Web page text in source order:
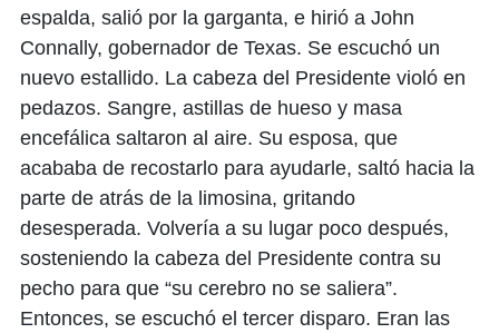
espalda, salió por la garganta, e hirió a John
Connally, gobernador de Texas. Se escuchó un
nuevo estallido. La cabeza del Presidente violó en
pedazos. Sangre, astillas de hueso y masa
encefálica saltaron al aire. Su esposa, que
acababa de recostarlo para ayudarle, saltó hacia la
parte de atrás de la limosina, gritando
desesperada. Volvería a su lugar poco después,
sosteniendo la cabeza del Presidente contra su
pecho para que “su cerebro no se saliera”.
Entonces, se escuchó el tercer disparo. Eran las